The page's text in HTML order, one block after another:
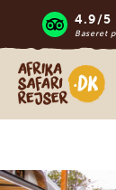
4.9/5
Baseret
Safari-rejser i